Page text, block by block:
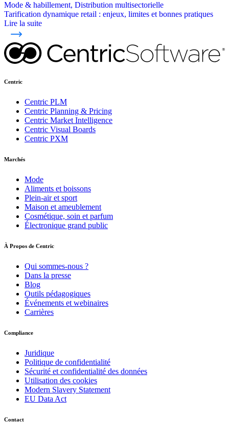
Mode & habillement, Distribution multisectorielle
Tarification dynamique retail : enjeux, limites et bonnes pratiques
Lire la suite
Centric
Centric PLM
Centric Planning & Pricing
Centric Market Intelligence
Centric Visual Boards
Centric PXM
Marchés
Mode
Aliments et boissons
Plein-air et sport
Maison et ameublement
Cosmétique, soin et parfum
Électronique grand public
À Propos de Centric
Qui sommes-nous ?
Dans la presse
Blog
Outils pédagogiques
Événements et webinaires
Carrières
Compliance
Juridique
Politique de confidentialité
Sécurité et confidentialité des données
Utilisation des cookies
Modern Slavery Statement
EU Data Act
Contact